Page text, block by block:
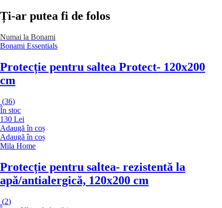
Ți-ar putea fi de folos
Numai la Bonami
Bonami Essentials
Protecție pentru saltea Protect- 120x200
cm
(36)
În stoc
130 Lei
Adaugă în coș
Adaugă în coș
Mila Home
Protecție pentru saltea- rezistentă la
apă/antialergică, 120x200 cm
(2)